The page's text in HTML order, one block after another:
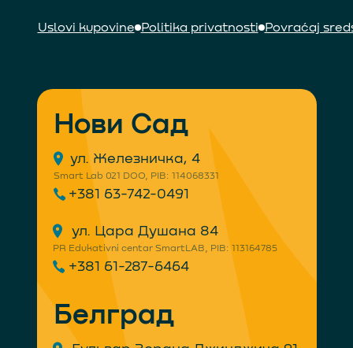
Smart Lab 021 DOO, PIB: 114068331
ул. Железничка, 4
+381 63-742-0491
PR Edukativni centar SmartLAB, PIB: 113164785
ул. Цара Душана 84
+381 61-287-6464
Нови Сад
Белград
Uslovi kupovine Politika privatnosti Povraćaj